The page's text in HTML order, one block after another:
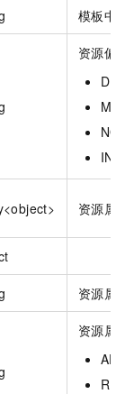
模板中
资源偏
资源属
资源属
资源属